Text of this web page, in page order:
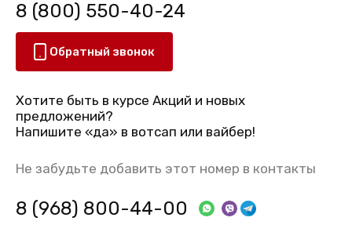
8 (800) 550-40-24
Обратный звонок
Хотите быть в курсе Акций и новых
предложений?
Напишите «да» в вотсап или вайбер!
Не забудьте добавить этот номер в контакты
8 (968) 800-44-00